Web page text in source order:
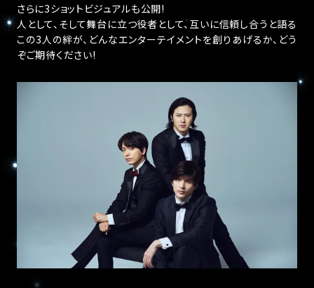
さらに3ショットビジュアルも公開!
人として、そして舞台に立つ役者として、互いに信頼し合うと語る
この3人の絆が、どんなエンターテイメントを創りあげるか、どう
ぞご期待ください!